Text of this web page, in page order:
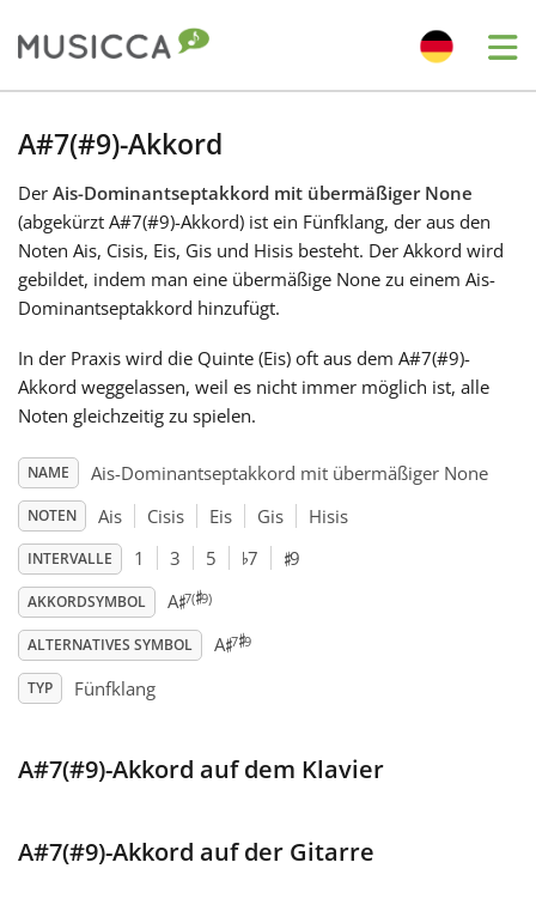
Български
Dansk
Deutsch
Español
Français
한국어
A#7(#9)-Akkord
Der Ais-Dominantseptakkord mit übermäßiger None
(abgekürzt A#7(#9)-Akkord) ist ein Fünfklang, der aus den
Noten Ais, Cisis, Eis, Gis und Hisis besteht. Der Akkord wird
gebildet, indem man eine übermäßige None zu einem Ais-
Dominantseptakkord hinzufügt.
In der Praxis wird die Quinte (Eis) oft aus dem A#7(#9)-
Akkord weggelassen, weil es nicht immer möglich ist, alle
Noten gleichzeitig zu spielen.
NAME Ais-Dominantseptakkord mit übermäßiger None
NOTEN Ais Cisis Eis Gis Hisis
INTERVALLE 1 3 5 ♭7 ♯9
AKKORDSYMBOL A♯7(♯9)
ALTERNATIVES SYMBOL A♯7♯9
TYP Fünfklang
A#7(#9)-Akkord auf dem Klavier
A#7(#9)-Akkord auf der Gitarre